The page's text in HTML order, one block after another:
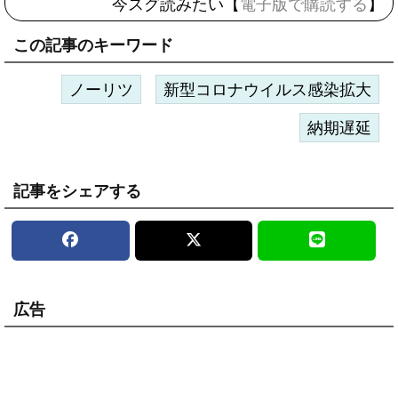
今スグ読みたい【 電子版で購読する 】
この記事のキーワード
ノーリツ 新型コロナウイルス感染拡大
納期遅延
記事をシェアする
広告